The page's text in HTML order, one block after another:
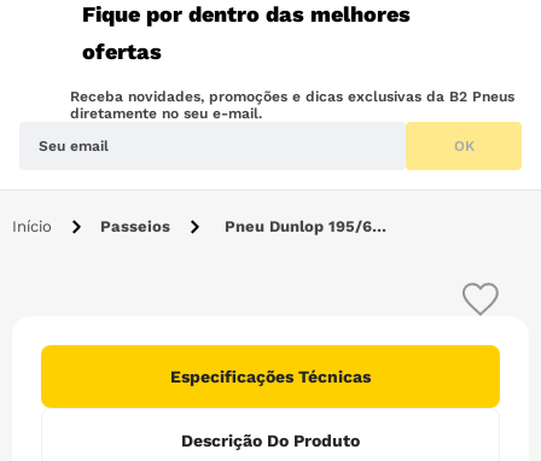
Fique por dentro das melhores
ofertas
Receba novidades, promoções e dicas exclusivas da B2 Pneus
diretamente no seu e-mail.
OK
Passeios Pneu Dunlop 195/60R15 88V SP Sport FM800
Especificações Técnicas
Descrição Do Produto
1 º 205
3º 195
4
10º pneu 185